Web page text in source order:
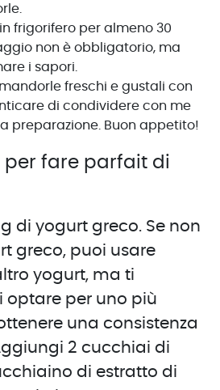
frigorifero per almeno 30
non è obbligatorio, ma
i sapori.
freschi e gustali con
di condividere con me
preparazione. Buon appetito!
per fare parfait di
di yogurt greco. Se non
greco, puoi usare
yogurt, ma ti
optare per uno più
una consistenza
2 cucchiai di
di estratto di